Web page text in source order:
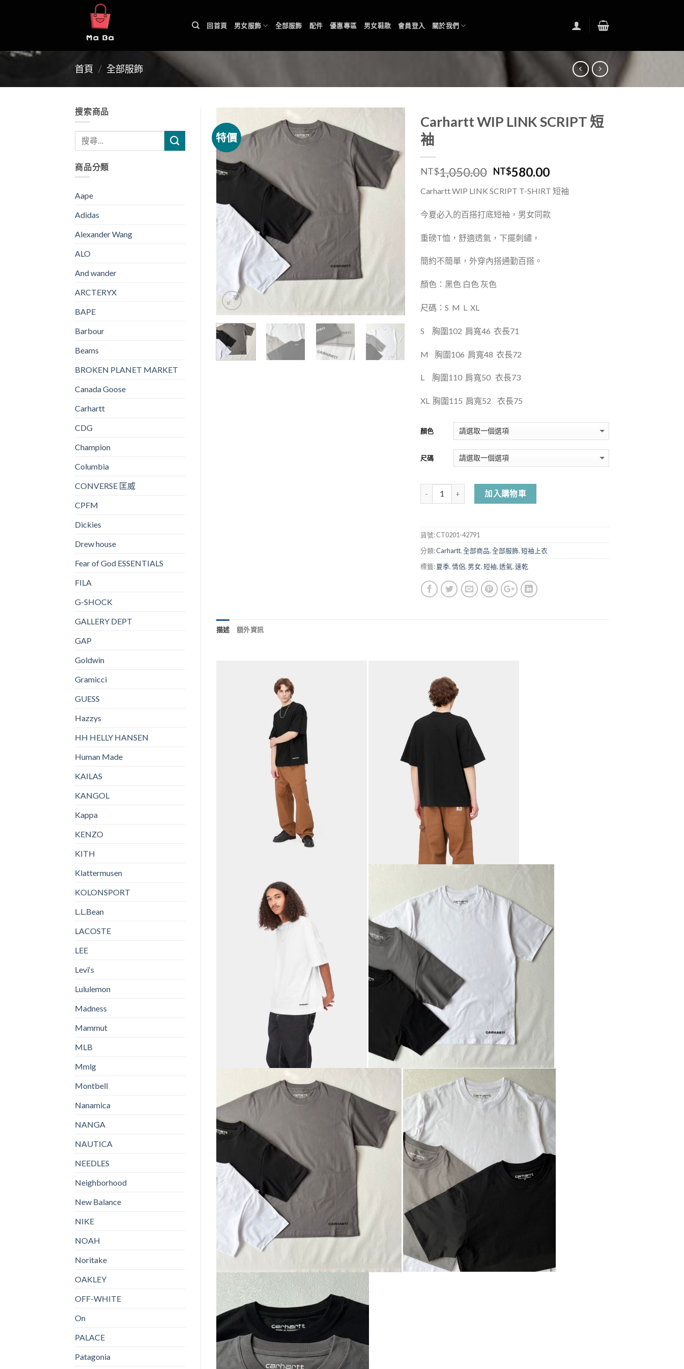
回首頁 男女服飾 全部服飾 配件 優惠專區 男女鞋款 會員登入 關於我們
首頁 / 全部服飾
特價
Carhartt WIP LINK SCRIPT 短
袖
NT$1,050.00 NT$580.00
Carhartt WIP LINK SCRIPT T-SHIRT 短袖
今夏必入的百搭打底短袖，男女同款
重磅T恤 ， 舒適透氣，下擺刺繡，
簡約不簡單，外穿內搭通勤百搭。
顏色：黑色 白色 灰色
尺碼：S M L XL
S 胸圍102 肩寬46 衣長71
M 胸圍106 肩寬48 衣長72
L 胸圍110 肩寬50 衣長73
XL 胸圍115 肩寬52 衣長75
顏色
尺碼
加入購物車
貨號:CT0201-42791
分類:Carhartt,全部商品,全部服飾,短袖上衣
標籤:夏季,情侶, 男女,短袖,透氣,速乾
描述 額外資訊
搜索商品
商品分類
Aape
Adidas
Alexander Wang
ALO
And wander
ARCTERYX
BAPE
Barbour
Beams
BROKEN PLANET MARKET
Canada Goose
Carhartt
CDG
Champion
Columbia
CONVERSE 匡威
CPFM
Dickies
Drew house
Fear of God ESSENTIALS
FILA
G-SHOCK
GALLERY DEPT
GAP
Goldwin
Gramicci
GUESS
Hazzys
HH HELLY HANSEN
Human Made
KAILAS
KANGOL
Kappa
KENZO
KITH
Klattermusen
KOLONSPORT
L.L.Bean
LACOSTE
LEE
Levi‘s
Lululemon
Madness
Mammut
MLB
Mmlg
Montbell
Nanamica
NANGA
NAUTICA
NEEDLES
Neighborhood
New Balance
NIKE
NOAH
Noritake
OAKLEY
OFF-WHITE
On
PALACE
Patagonia